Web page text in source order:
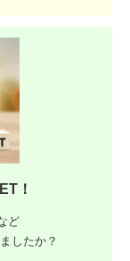
！
ど
したか？